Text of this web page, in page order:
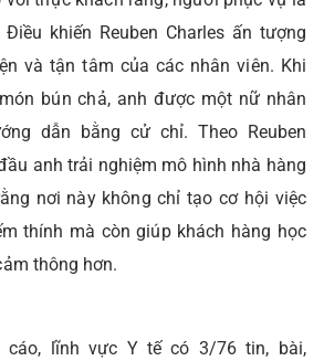
khiến Reuben Charles ấn tượng
và tận tâm của các nhân viên. Khi
bún chả, anh được một nữ nhân
dẫn bằng cử chỉ. Theo Reuben
anh trải nghiệm mô hình nhà hàng
nơi này không chỉ tạo cơ hội việc
thính mà còn giúp khách hàng học
thông hơn.
cáo, lĩnh vực Y tế có 3/76 tin, bài,